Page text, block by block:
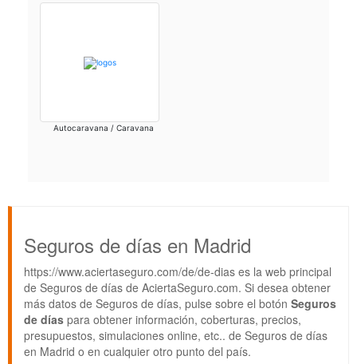
Autocaravana / Caravana
Seguros de días en Madrid
https://www.aciertaseguro.com/de/de-dias es la web principal
de Seguros de días de AciertaSeguro.com. Si desea obtener
más datos de Seguros de días, pulse sobre el botón Seguros
de días para obtener información, coberturas, precios,
presupuestos, simulaciones online, etc.. de Seguros de días
en Madrid o en cualquier otro punto del país.